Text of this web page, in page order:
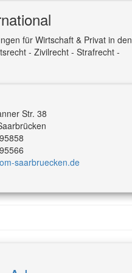
für Wirtschaft & Privat in den
- Zivilrecht - Strafrecht -
Str. 38
saarbruecken.de